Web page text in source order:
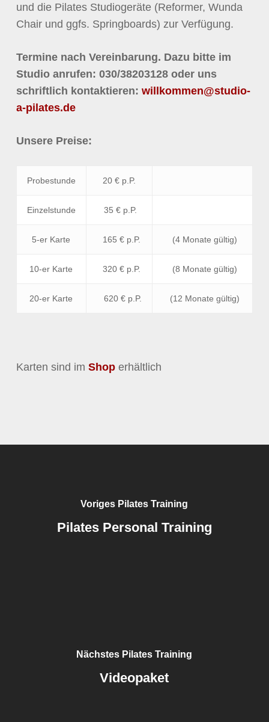
und die Pilates Studiogeräte (Reformer, Wunda
Chair und ggfs. Springboards) zur Verfügung.
Termine nach Vereinbarung. Dazu bitte im
Studio anrufen: 030/38203128 oder uns
schriftlich kontaktieren: willkommen@studio-
a-pilates.de
Unsere Preise:
Probestunde 20 € p.P.
Einzelstunde 35 € p.P.
5-er Karte 165 € p.P. (4 Monate gültig)
10-er Karte 320 € p.P. (8 Monate gültig)
20-er Karte 620 € p.P. (12 Monate gültig)
Karten sind im Shoperhältlich
Voriges Pilates Training
Pilates Personal Training
Nächstes Pilates Training
Videopaket